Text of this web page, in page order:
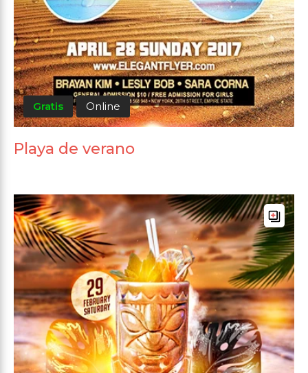
Gratis Online
Playa de verano